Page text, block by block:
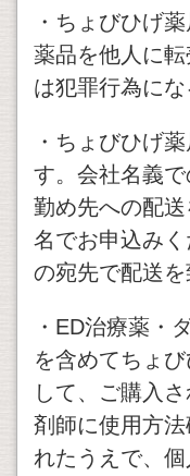
・ちょびひげ
薬品を他人に
は犯罪行為にな
・ちょびひげ
す。会社名義
勤め先への配
名でお申込み
の宛先で配送を
・ED治療薬・
を含めてちょ
して、ご購入
剤師に使用方
れたうえで、